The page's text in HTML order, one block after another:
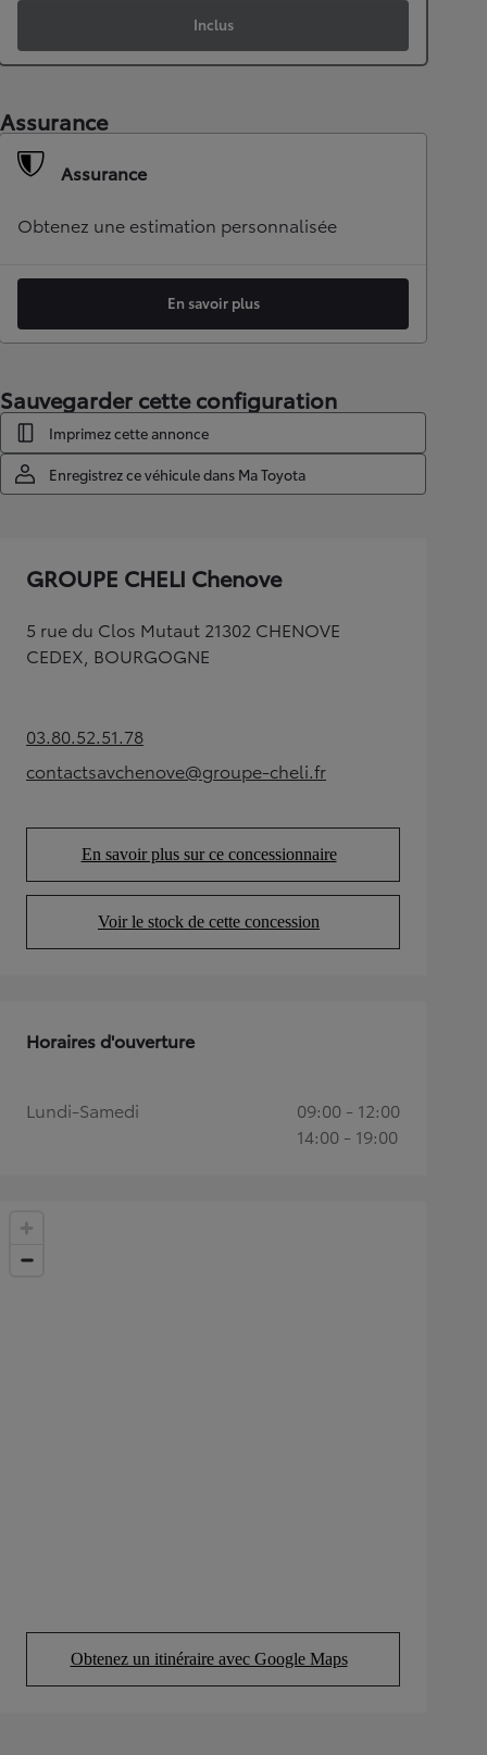
Inclus
Assurance
Assurance
Obtenez une estimation personnalisée
En savoir plus
Sauvegarder cette configuration
Imprimez cette annonce
Enregistrez ce véhicule dans Ma Toyota
GROUPE CHELI Chenove
5 rue du Clos Mutaut 21302 CHENOVE
CEDEX, BOURGOGNE
03.80.52.51.78(Opens in new tab)
contactsavchenove@groupe-cheli.fr
(Opens in new tab)
En savoir plus sur ce concessionnaire
(Opens in new tab)
Voir le stock de cette concession
(Opens in new tab)
Obtenez un itinéraire avec Google Maps
(Opens in new tab)
Horaires d'ouverture
Lundi-Samedi
09:00 - 12:00
14:00 - 19:00